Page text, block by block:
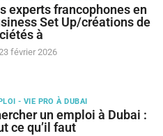
experts francophones en
Set Up/créations de
à
février 2026
- VIE PRO À DUBAI
un emploi à Dubai :
ce qu’il faut